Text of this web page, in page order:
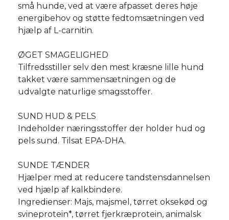
små hunde, ved at være afpasset deres høje
energibehov og støtte fedtomsætningen ved
hjælp af L-carnitin.
ØGET SMAGELIGHED
Tilfredsstiller selv den mest kræsne lille hund
takket være sammensætningen og de
udvalgte naturlige smagsstoffer.
SUND HUD & PELS
Indeholder næringsstoffer der holder hud og
pels sund. Tilsat EPA-DHA.
SUNDE TÆNDER
Hjælper med at reducere tandstensdannelsen
ved hjælp af kalkbindere.
Ingredienser: Majs, majsmel, tørret oksekød og
svineprotein*, tørret fjerkræprotein, animalsk